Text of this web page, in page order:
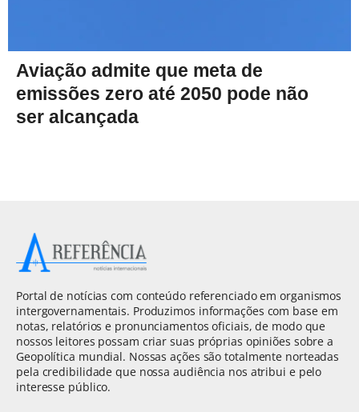
Aviação admite que meta de
emissões zero até 2050 pode não
ser alcançada
Portal de notícias com conteúdo referenciado em organismos
intergovernamentais. Produzimos informações com base em
notas, relatórios e pronunciamentos oficiais, de modo que
nossos leitores possam criar suas próprias opiniões sobre a
Geopolítica mundial. Nossas ações são totalmente norteadas
pela credibilidade que nossa audiência nos atribui e pelo
interesse público.